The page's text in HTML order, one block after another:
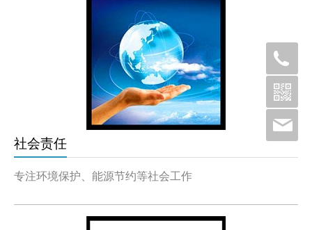
社会责任
专注环境保护、能源节约等社会工作